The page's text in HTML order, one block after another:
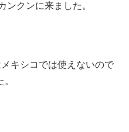
ンクンに来ました。
キシコでは使えないので